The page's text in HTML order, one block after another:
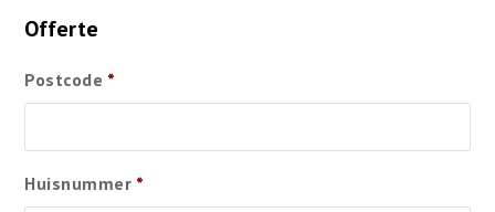
Offerte
Postcode *
Huisnummer *